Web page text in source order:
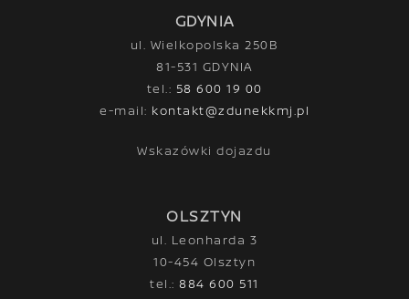
GDYNIA
ul. Wielkopolska 250B
81-531 GDYNIA
tel.: 58 600 19 00
e-mail: kontakt@zdunekkmj.pl
Wskazówki dojazdu
OLSZTYN
ul. Leonharda 3
10-454 Olsztyn
tel.:884 600 511